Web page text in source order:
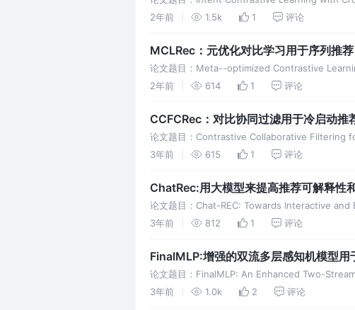
2年前
1.5k 1 评论
MCLRec：元优化对比学习用于序列推荐
论文题目：Meta--optimized Contrastive
2年前
614 1 评论
CCFCRec：对比协同过滤用于冷启动推
论文题目：Contrastive Collaborative Filtering
3年前
615 1 评论
ChatRec:用大模型来提高推荐可解释性
论文题目：Chat-REC: Towards Interactive
3年前
812 1 评论
FinalMLP:增强的双流多层感知机模型用
论文题目：FinalMLP: An Enhanced Two-
3年前
1.0k 2 评论